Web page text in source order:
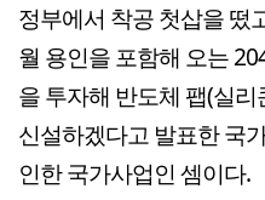
정부에서 착공 첫삽을 떴
월 용인을 포함해 오는
을 투자해 반도체 팹(실
신설하겠다고 발표한 국
인한 국가사업인 셈이다.